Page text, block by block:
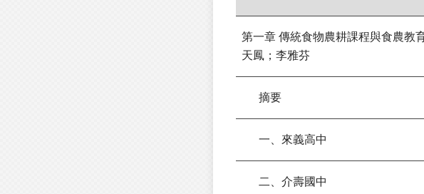
第一章 傳統食物農耕課程與食農教
天鳳；李雅芬
摘要
一、來義高中
二、介壽國中